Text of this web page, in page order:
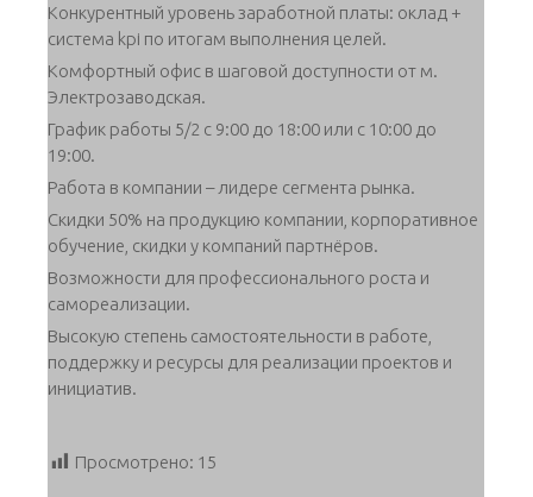
Конкурентный уровень заработной платы: оклад +
система kpi по итогам выполнения целей.
Комфортный офис в шаговой доступности от м.
Электрозаводская.
График работы 5/2 с 9:00 до 18:00 или с 10:00 до
19:00.
Работа в компании – лидере сегмента рынка.
Скидки 50% на продукцию компании, корпоративное
обучение, скидки у компаний партнёров.
Возможности для профессионального роста и
самореализации.
Высокую степень самостоятельности в работе,
поддержку и ресурсы для реализации проектов и
инициатив.
Просмотрено: 15